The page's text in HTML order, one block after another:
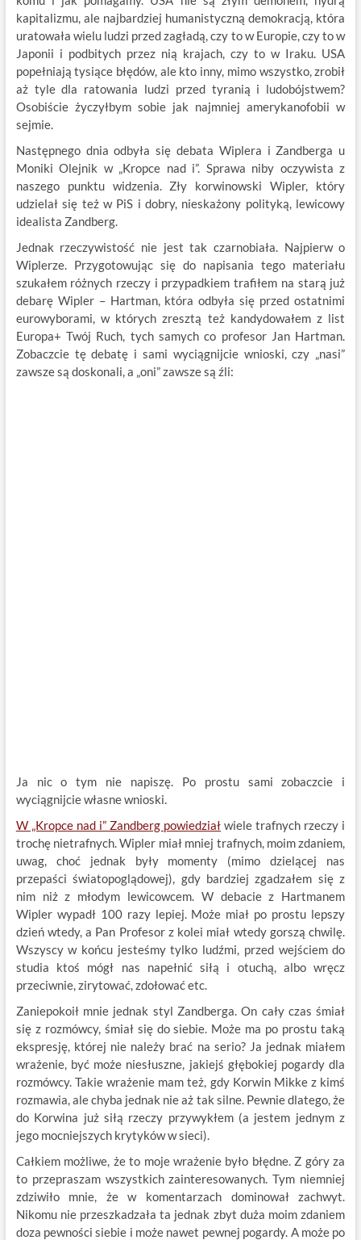
kapitalizmu, ale najbardziej humanistyczną demokracją, która
uratowała wielu ludzi przed zagładą, czy to w Europie, czy to w
Japonii i podbitych przez nią krajach, czy to w Iraku. USA
popełniają tysiące błędów, ale kto inny, mimo wszystko, zrobił
aż tyle dla ratowania ludzi przed tyranią i ludobójstwem?
Osobiście życzyłbym sobie jak najmniej amerykanofobii w
sejmie.
Następnego dnia odbyła się debata Wiplera i Zandberga u
Moniki Olejnik w „Kropce nad i”. Sprawa niby oczywista z
naszego punktu widzenia. Zły korwinowski Wipler, który
udzielał się też w PiS i dobry, nieskażony polityką, lewicowy
idealista Zandberg.
Jednak rzeczywistość nie jest tak czarnobiała. Najpierw o
Wiplerze. Przygotowując się do napisania tego materiału
szukałem różnych rzeczy i przypadkiem trafiłem na starą już
debarę Wipler – Hartman, która odbyła się przed ostatnimi
eurowyborami, w których zresztą też kandydowałem z list
Europa+ Twój Ruch, tych samych co profesor Jan Hartman.
Zobaczcie tę debatę i sami wyciągnijcie wnioski, czy „nasi”
zawsze są doskonali, a „oni” zawsze są źli:
Ja nic o tym nie napiszę. Po prostu sami zobaczcie i
wyciągnijcie własne wnioski.
W „Kropce nad i” Zandberg powiedział wiele trafnych rzeczy i
trochę nietrafnych. Wipler miał mniej trafnych, moim zdaniem,
uwag, choć jednak były momenty (mimo dzielącej nas
przepaści światopoglądowej), gdy bardziej zgadzałem się z
nim niż z młodym lewicowcem. W debacie z Hartmanem
Wipler wypadł 100 razy lepiej. Może miał po prostu lepszy
dzień wtedy, a Pan Profesor z kolei miał wtedy gorszą chwilę.
Wszyscy w końcu jesteśmy tylko ludźmi, przed wejściem do
studia ktoś mógł nas napełnić siłą i otuchą, albo wręcz
przeciwnie, zirytować, zdołować etc.
Zaniepokoił mnie jednak styl Zandberga. On cały czas śmiał
się z rozmówcy, śmiał się do siebie. Może ma po prostu taką
ekspresję, której nie należy brać na serio? Ja jednak miałem
wrażenie, być może niesłuszne, jakiejś głębokiej pogardy dla
rozmówcy. Takie wrażenie mam też, gdy Korwin Mikke z kimś
rozmawia, ale chyba jednak nie aż tak silne. Pewnie dlatego, że
do Korwina już siłą rzeczy przywykłem (a jestem jednym z
jego mocniejszych krytyków w sieci).
Całkiem możliwe, że to moje wrażenie było błędne. Z góry za
to przepraszam wszystkich zainteresowanych. Tym niemniej
zdziwiło mnie, że w komentarzach dominował zachwyt.
Nikomu nie przeszkadzała ta jednak zbyt duża moim zdaniem
doza pewności siebie i może nawet pewnej pogardy. A może po